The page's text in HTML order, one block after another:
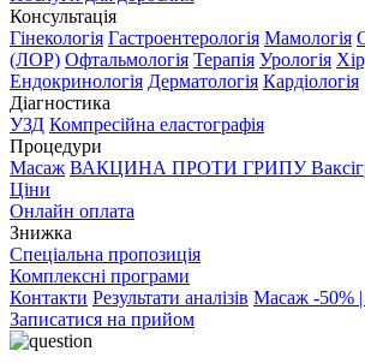
Консультація
Гінекологія Гастроентерологія Мамологія
(ЛОР) Офтальмологія Терапія Урологія
Ендокринологія Дерматологія Кардіологія
Діагностика
УЗД Компресійна еластографія
Процедури
Масаж ВАКЦИНА ПРОТИ ГРИПУ
Ціни
Онлайн оплата
Знижка
Спеціальна пропозиція
Комплексні програми
Контакти Результати аналізів Масаж -50%
Записатися на прийом